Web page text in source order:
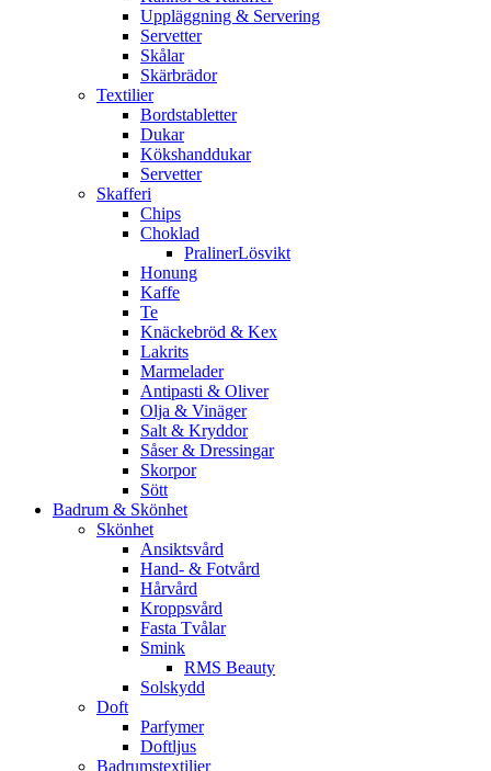
Uppläggning & Servering
Servetter
Skålar
Skärbrädor
Textilier
Bordstabletter
Dukar
Kökshanddukar
Servetter
Skafferi
Chips
Choklad
PralinerLösvikt
Honung
Kaffe
Te
Knäckebröd & Kex
Lakrits
Marmelader
Antipasti & Oliver
Olja & Vinäger
Salt & Kryddor
Såser & Dressingar
Skorpor
Sött
Badrum & Skönhet
Skönhet
Ansiktsvård
Hand- & Fotvård
Hårvård
Kroppsvård
Fasta Tvålar
Smink
RMS Beauty
Solskydd
Doft
Parfymer
Doftljus
Badrumstextilier